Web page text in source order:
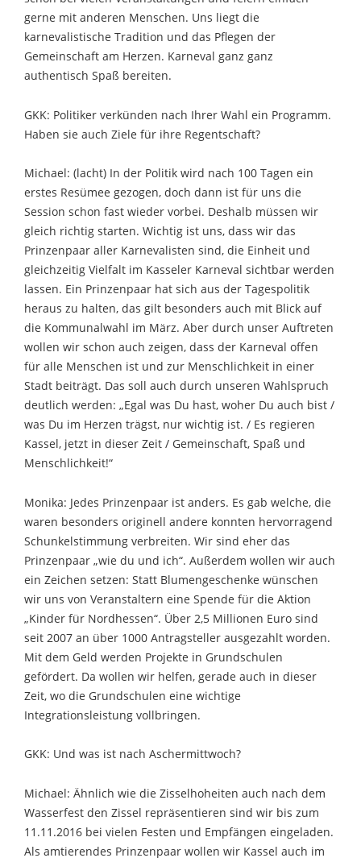
gerne mit anderen Menschen. Uns liegt die
karnevalistische Tradition und das Pflegen der
Gemeinschaft am Herzen. Karneval ganz ganz
authentisch Spaß bereiten.
GKK: Politiker verkünden nach Ihrer Wahl ein Programm.
Haben sie auch Ziele für ihre Regentschaft?
Michael: (lacht) In der Politik wird nach 100 Tagen ein
erstes Resümee gezogen, doch dann ist für uns die
Session schon fast wieder vorbei. Deshalb müssen wir
gleich richtig starten. Wichtig ist uns, dass wir das
Prinzenpaar aller Karnevalisten sind, die Einheit und
gleichzeitig Vielfalt im Kasseler Karneval sichtbar werden
lassen. Ein Prinzenpaar hat sich aus der Tagespolitik
heraus zu halten, das gilt besonders auch mit Blick auf
die Kommunalwahl im März. Aber durch unser Auftreten
wollen wir schon auch zeigen, dass der Karneval offen
für alle Menschen ist und zur Menschlichkeit in einer
Stadt beiträgt. Das soll auch durch unseren Wahlspruch
deutlich werden: „Egal was Du hast, woher Du auch bist /
was Du im Herzen trägst, nur wichtig ist. / Es regieren
Kassel, jetzt in dieser Zeit / Gemeinschaft, Spaß und
Menschlichkeit!“
Monika: Jedes Prinzenpaar ist anders. Es gab welche, die
waren besonders originell andere konnten hervorragend
Schunkelstimmung verbreiten. Wir sind eher das
Prinzenpaar „wie du und ich“. Außerdem wollen wir auch
ein Zeichen setzen: Statt Blumengeschenke wünschen
wir uns von Veranstaltern eine Spende für die Aktion
„Kinder für Nordhessen“. Über 2,5 Millionen Euro sind
seit 2007 an über 1000 Antragsteller ausgezahlt worden.
Mit dem Geld werden Projekte in Grundschulen
gefördert. Da wollen wir helfen, gerade auch in dieser
Zeit, wo die Grundschulen eine wichtige
Integrationsleistung vollbringen.
GKK: Und was ist nach Aschermittwoch?
Michael: Ähnlich wie die Zisselhoheiten auch nach dem
Wasserfest den Zissel repräsentieren sind wir bis zum
11.11.2016 bei vielen Festen und Empfängen eingeladen.
Als amtierendes Prinzenpaar wollen wir Kassel auch im